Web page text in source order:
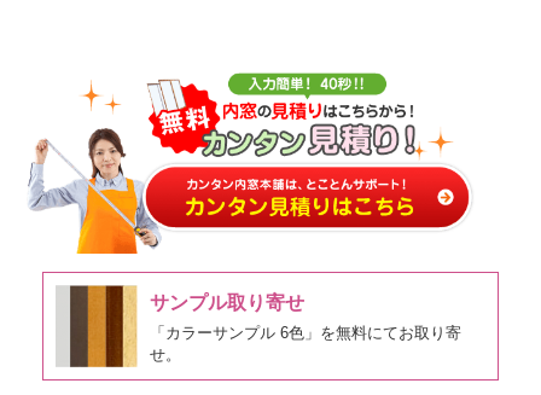
サンプル取り寄せ
「カラーサンプル 6色」を無料にてお取り寄
せ。